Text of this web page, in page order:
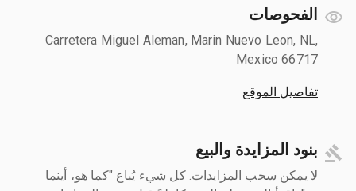
الفحوصات
Carretera Miguel Aleman, Marin Nuevo Leon, NL,
Mexico 66717
تفاصيل الموقع
بنود المزايدة والبيع
لا يمكن سحب المزايدات. كل شيء يُباع "كما هو، أينما